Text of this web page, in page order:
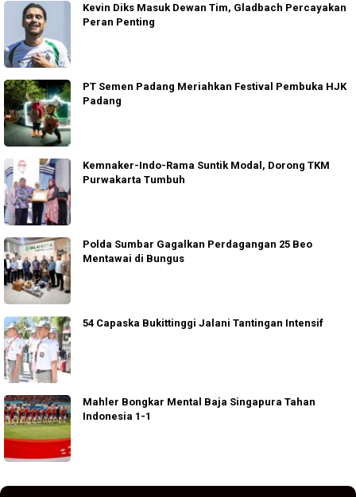
Kevin Diks Masuk Dewan Tim, Gladbach Percayakan
Peran Penting
PT Semen Padang Meriahkan Festival Pembuka HJK
Padang
Kemnaker-Indo-Rama Suntik Modal, Dorong TKM
Purwakarta Tumbuh
Polda Sumbar Gagalkan Perdagangan 25 Beo
Mentawai di Bungus
54 Capaska Bukittinggi Jalani Tantingan Intensif
Mahler Bongkar Mental Baja Singapura Tahan
Indonesia 1-1